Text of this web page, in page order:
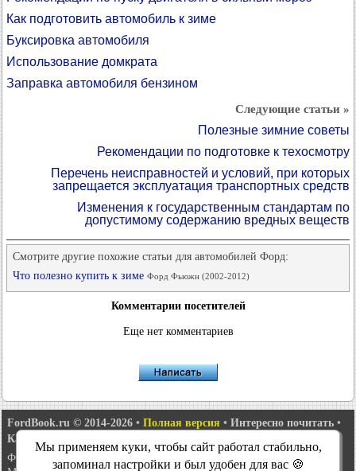
Как подготовить автомобиль к зиме
Буксировка автомобиля
Использование домкрата
Заправка автомобиля бензином
Следующие статьи »
Полезные зимние советы
Рекомендации по подготовке к техосмотру
Перечень неисправностей и условий, при которых
запрещается эксплуатация транспортных средств
Изменения к государственным стандартам по
допустимому содержанию вредных веществ
Смотрите другие похожие статьи для автомобилей Форд:
Что полезно купить к зиме Форд Фьюжн (2002-2012)
Комментарии посетителей
Еще нет комментариев
FordBook.ru © 2014-2026 • Полная версия • Интересно почитать •
Карта сайта
Фокус 1
Фокус 2 • Мондео 1 Мондео 1 и 2
Мы применяем куки, чтобы сайт работал стабильно,
запоминал настройки и был удобен для вас 🍪